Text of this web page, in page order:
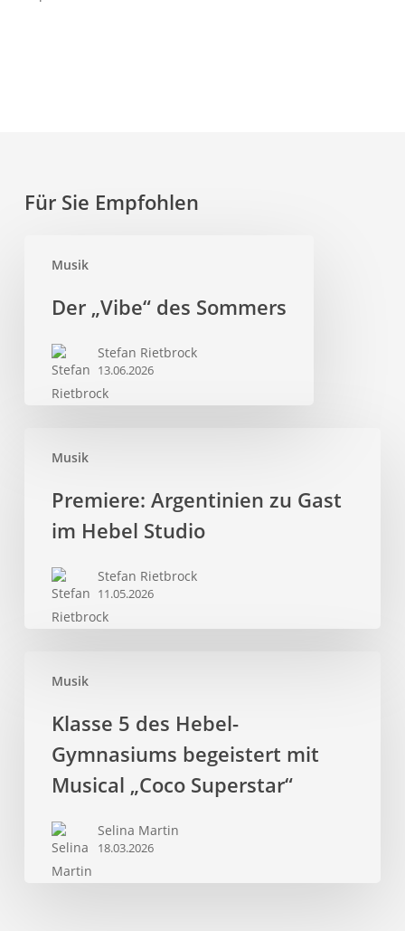
Für Sie Empfohlen
Musik
„Vibe“
Sommers
Der „Vibe“ des Sommers
Stefan Rietbrock
13.06.2026
Musik
Argentinien
Hebel
Studio
Premiere: Argentinien zu Gast
im Hebel Studio
Stefan Rietbrock
11.05.2026
Musik
Hebel-
begeistert
Musical
Klasse 5 des Hebel-
Gymnasiums begeistert mit
Musical „Coco Superstar“
Selina Martin
18.03.2026